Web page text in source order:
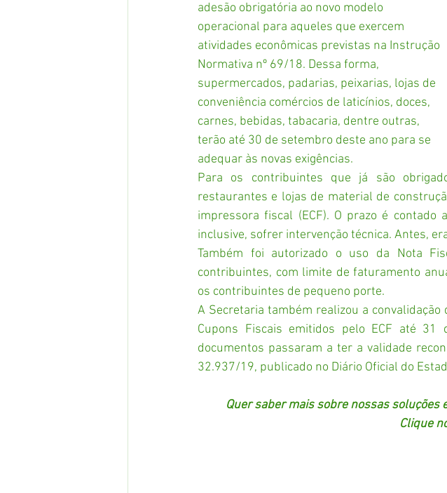
adesão obrigatória ao novo modelo
operacional para aqueles que exercem
atividades econômicas previstas na Instrução
Normativa nº 69/18. Dessa forma,
supermercados, padarias, peixarias, lojas de
conveniência comércios de laticínios, doces,
carnes, bebidas, tabacaria, dentre outras,
terão até 30 de setembro deste ano para se
adequar às novas exigências.
Para os contribuintes que já são
restaurantes e lojas de material de
impressora fiscal (ECF). O prazo é
inclusive, sofrer intervenção técnica. Antes,
Também foi autorizado o uso da Nota
contribuintes, com limite de faturamento
os contribuintes de pequeno porte.
A Secretaria também realizou a
Cupons Fiscais emitidos pelo ECF até
documentos passaram a ter a validade
32.937/19, publicado no Diário Oficial do
Quer saber mais sobre nossas soluções
Clique